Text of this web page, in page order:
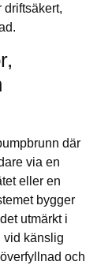
driftsäkert,
där
via en
eller en
bygger
utmärkt i
vid känslig
och